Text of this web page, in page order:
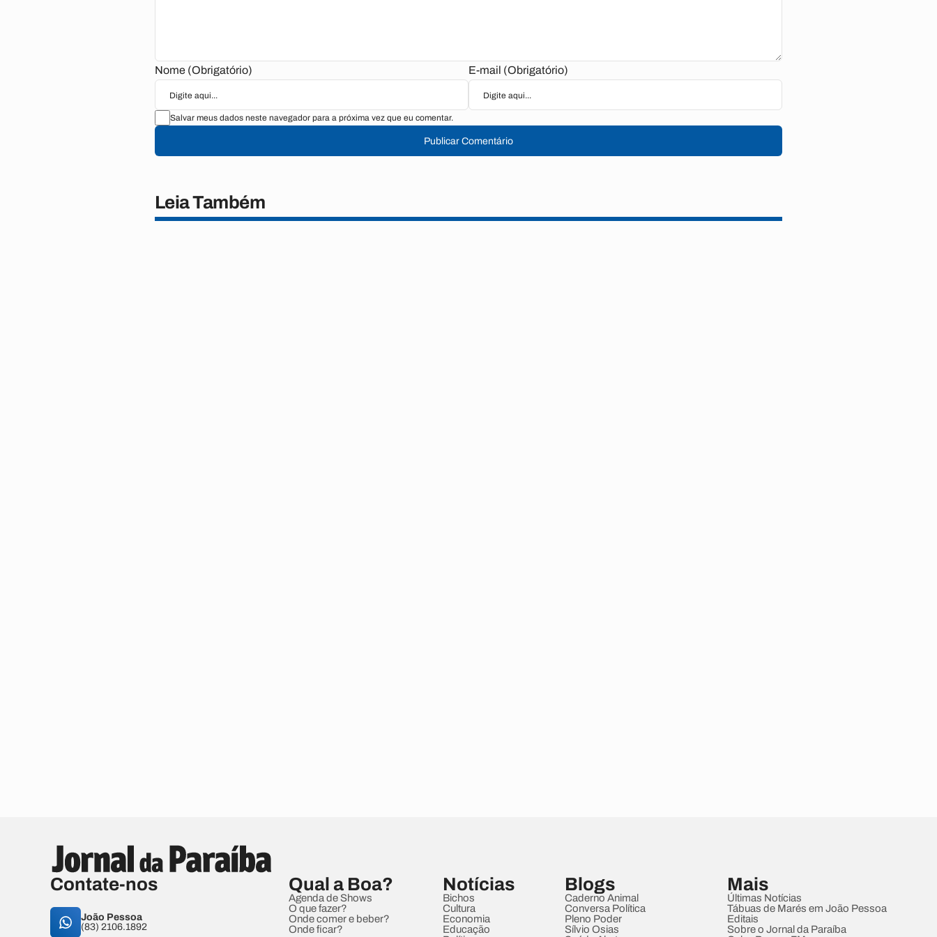
Nome (Obrigatório) E-mail (Obrigatório)
Salvar meus dados neste navegador para a próxima vez que eu comentar.
Publicar Comentário
Leia Também
Contate-nos
João Pessoa
(83) 2106.1892
Qual a Boa?
Agenda de Shows
O que fazer?
Onde comer e beber?
Onde ficar?
Notícias
Bichos
Cultura
Economia
Educação
Blogs
Caderno Animal
Conversa Política
Pleno Poder
Sílvio Osias
Mais
Últimas Notícias
Tábuas de Marés em João Pessoa
Editais
Sobre o Jornal da Paraíba